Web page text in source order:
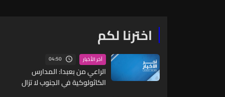
اخترنا لكم
آخر الأخبار 04:50
الراعي من بعبدا: المدارس
الكاثولوكية في الجنوب لا تزال